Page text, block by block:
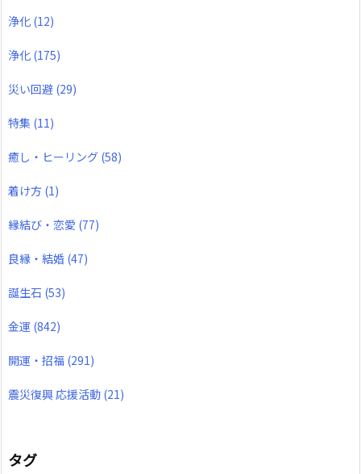
浄化 (12)
浄化 (175)
災い回避 (29)
特集 (11)
癒し・ヒーリング (58)
着け方 (1)
縁結び・恋愛 (77)
良縁・結婚 (47)
誕生石 (53)
金運 (842)
開運・招福 (291)
震災復興 応援活動 (21)
タグ